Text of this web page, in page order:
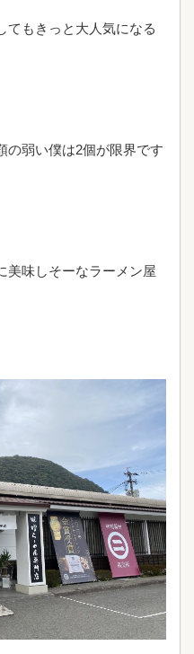
てもきっと大人気になる
の弱い僕は2個が限界です
美味しそーなラーメン屋